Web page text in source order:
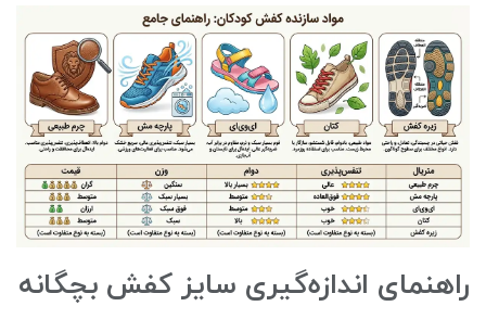
راهنمای اندازه‌گیری سایز کفش بچگانه